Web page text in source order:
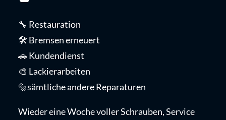
🔧 Restauration
🛠️ Bremsen erneuert
🚗 Kundendienst
🎨 Lackierarbeiten
🔩sämtliche andere Reparaturen
Wieder eine Woche voller Schrauben, Service